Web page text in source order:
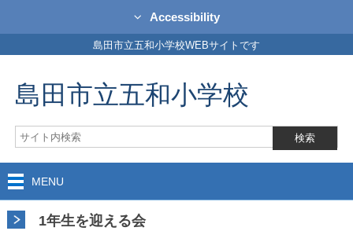
Accessibility
島田市立五和小学校WEBサイトです
島田市立五和小学校
MENU
1年生を迎える会